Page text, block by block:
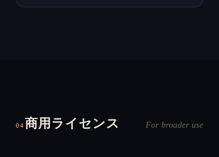
04 商用ライセンス For broader use